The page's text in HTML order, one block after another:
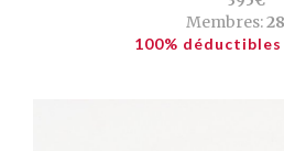
Membres:
100%